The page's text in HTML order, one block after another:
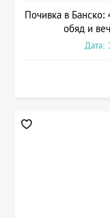
Почивка в Банско:
обяд и
Дата: